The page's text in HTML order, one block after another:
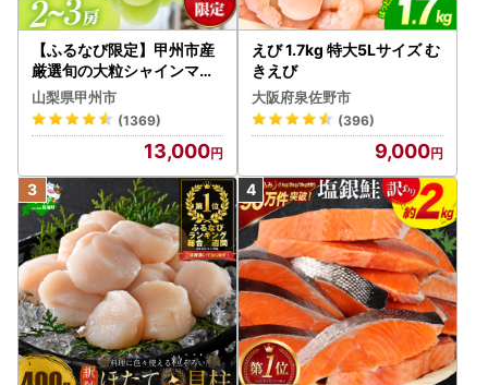
【ふるなび限定】甲州市産
厳選旬の大粒シャインマス
カット 約1.3kg 2～3房【2
026年発送】（MG）B12-
472 FN-Limited-VO シャ
インマスカット フルーツ
山梨県甲州市
(1369)
13,000
えび 1.7kg 特大5Lサイズ む
きえび
大阪府泉佐野市
(396)
9,000